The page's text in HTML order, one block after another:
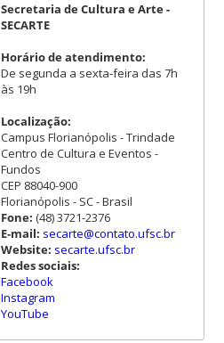
Secretaria de Cultura e Arte -
SECARTE
Horário de atendimento:
De segunda a sexta-feira das 7h
às 19h
Localização:
Campus Florianópolis - Trindade
Centro de Cultura e Eventos -
Fundos
CEP 88040-900
Florianópolis - SC - Brasil
Fone: (48) 3721-2376
E-mail: secarte@contato.ufsc.br
Website: secarte.ufsc.br
Redes sociais:
Facebook
Instagram
YouTube